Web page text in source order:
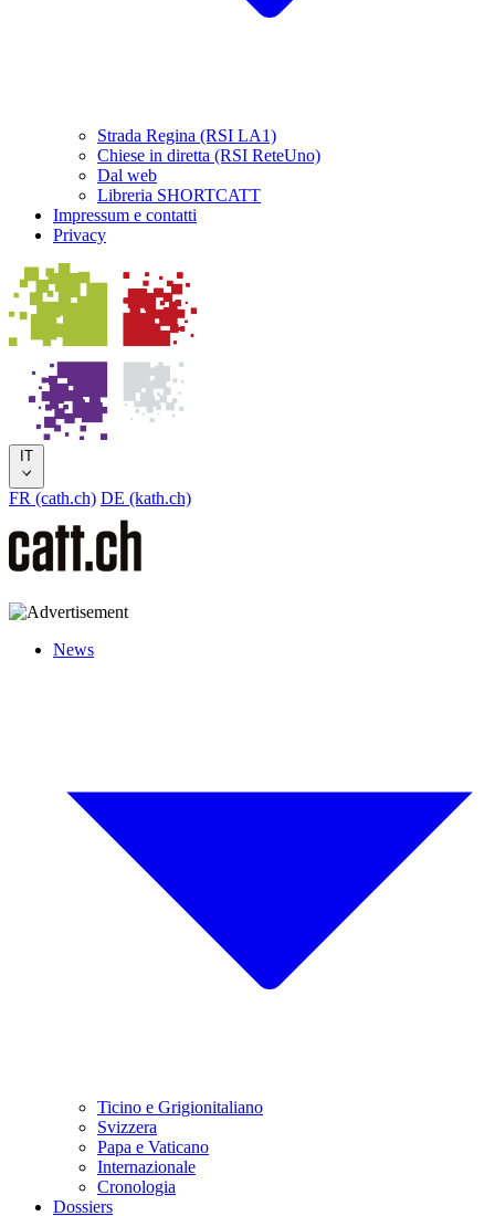
Strada Regina (RSI LA1)
Chiese in diretta (RSI ReteUno)
Dal web
Libreria SHORTCATT
Impressum e contatti
Privacy
IT
FR (cath.ch) DE (kath.ch)
News
Ticino e Grigionitaliano
Svizzera
Papa e Vaticano
Internazionale
Cronologia
Dossiers